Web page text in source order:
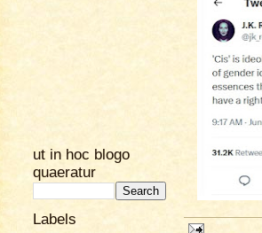
ut in hoc blogo
quaeratur
Labels